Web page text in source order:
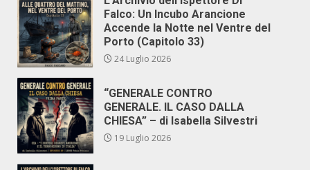
Falco: Un Incubo Arancione
Accende la Notte nel Ventre del
Porto (Capitolo 33)
24 Luglio 2026
“GENERALE CONTRO
GENERALE. IL CASO DALLA
CHIESA” – di Isabella Silvestri
19 Luglio 2026